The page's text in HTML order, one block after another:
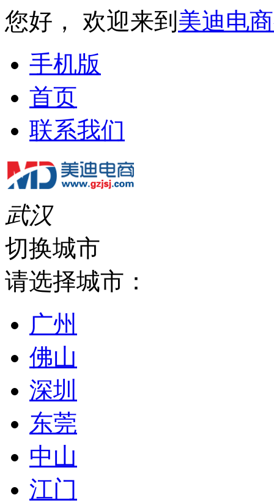
您好， 欢迎来到 美迪电
手机版
首页
联系我们
武汉
切换城市
请选择城市：
广州
佛山
深圳
东莞
中山
江门